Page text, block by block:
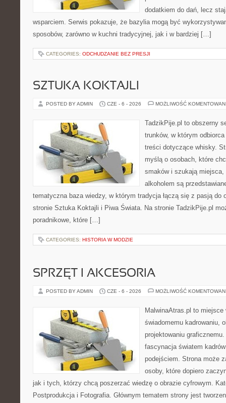
dodatkiem do dań, lecz
wsparciem. Serwis pokazuje, że bazylia mogą być
sposobów, zarówno w kuchni tradycyjnej, jak i w bardziej […]
CATEGORIES: ODCHUDZANIE BEZ PRESJI
SZTUKA KOKTAJLI
POSTED BY ADMIN CZE - 6 - 2026 MOŻLIWOŚĆ
TadzikPije.pl to obszerny
trunków, w którym
treści dotyczące whisky.
myślą o osobach, które
smaków i szukają
alkoholem są
tematyczna baza wiedzy, w którym tradycja łączą się z pasją do
stronie Sztuka Koktajli i Piwa Świata. Na stronie TadzikPije.pl
poradnikowe, które […]
CATEGORIES: HISTORIA W MODZIE
SPRZĘT I AKCESORIA
POSTED BY ADMIN CZE - 6 - 2026 MOŻLIWOŚĆ
MalwinaAtras.pl to
świadomemu kadrowaniu,
projektowaniu
fascynacja światem
podejściem. Strona może
osoby, które dopiero
jak i tych, którzy chcą poszerzać wiedzę o obrazie cyfrowym.
Postprodukcja i Fotografia. Głównym tematem strony jest